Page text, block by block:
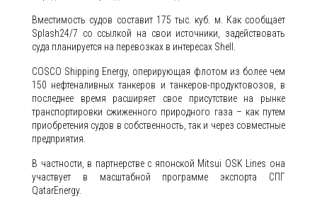
Вместимость судов составит 175 тыс. куб. м. Как сообщает
Splash24/7 со ссылкой на свои источники, задействовать
суда планируется на перевозках в интересах Shell.
COSCO Shipping Energy, оперирующая флотом из более чем
150 нефтеналивных танкеров и танкеров-продуктовозов, в
последнее время расширяет свое присутствие на рынке
транспортировки сжиженного природного газа – как путем
приобретения судов в собственность, так и через совместные
предприятия.
В частности, в партнерстве с японской Mitsui OSK Lines она
участвует в масштабной программе экспорта СПГ
QatarEnergy.